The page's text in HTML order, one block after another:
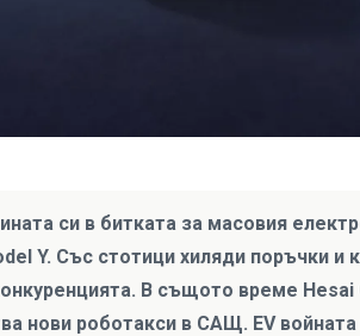
си в битката за масовия
Y. Със стотици хиляди поръчки и
В същото време
нови роботакси в САЩ. EV войната